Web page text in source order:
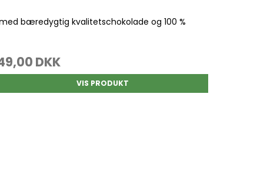
bæredygtig kvalitetschokolade og 100 %
DKK
VIS PRODUKT